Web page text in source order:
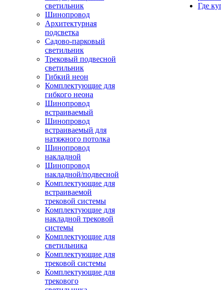
светильник
Шинопровод
Архитектурная
подсветка
Садово-парковый
светильник
Трековый подвесной
светильник
Гибкий неон
Комплектующие для
гибкого неона
Шинопровод
встраиваемый
Шинопровод
встраиваемый для
натяжного потолка
Шинопровод
накладной
Шинопровод
накладной/подвесной
Комплектующие для
встраиваемой
трековой системы
Комплектующие для
накладной трековой
системы
Комплектующие для
светильника
Комплектующие для
трековой системы
Комплектующие для
трекового
Где